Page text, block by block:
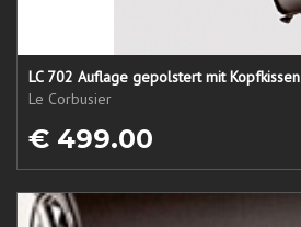
LC 702 Auflage gepolstert mit Kopfkissen
Le Corbusier
€ 499.00